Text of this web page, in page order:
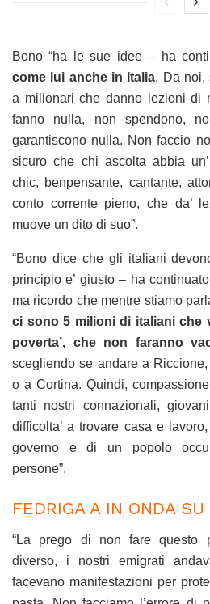
Bono “ha le sue idee – ha
come lui anche in Italia. Da noi,
a milionari che danno lezioni di
fanno nulla, non spendono,
garantiscono nulla. Non faccio
sicuro che chi ascolta abbia
chic, benpensante, cantante,
conto corrente pieno, che da’
muove un dito di suo”.
“Bono dice che gli italiani
principio e’ giusto – ha
ma ricordo che mentre stiamo
ci sono 5 milioni di italiani che
poverta’, che non faranno
scegliendo se andare a
o a Cortina. Quindi,
tanti nostri connazionali,
difficolta’ a trovare casa e
governo e di un popolo
persone”.
FEDRIGA A IN ONDA
“La prego di non fare questo
diverso, i nostri emigrati
facevano manifestazioni per